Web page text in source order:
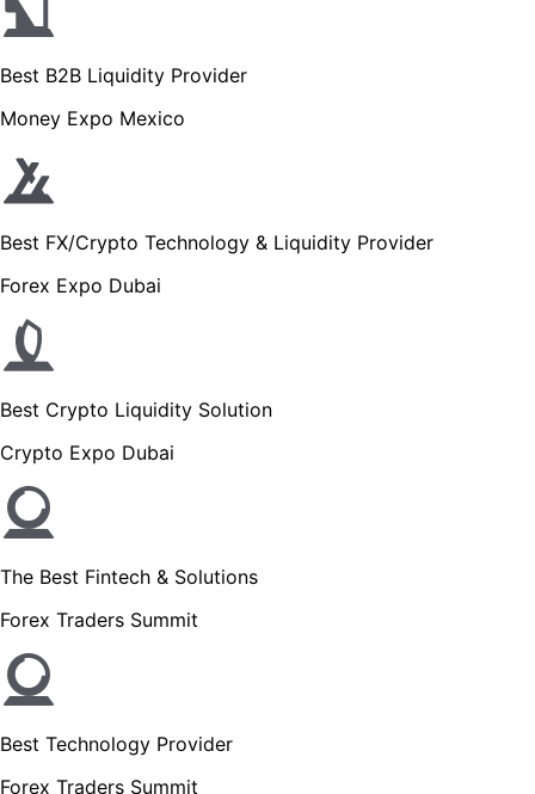
Best B2B Liquidity Provider
Money Expo Mexico
Best FX/Crypto Technology & Liquidity Provider
Forex Expo Dubai
Best Crypto Liquidity Solution
Crypto Expo Dubai
The Best Fintech & Solutions
Forex Traders Summit
Best Technology Provider
Forex Traders Summit